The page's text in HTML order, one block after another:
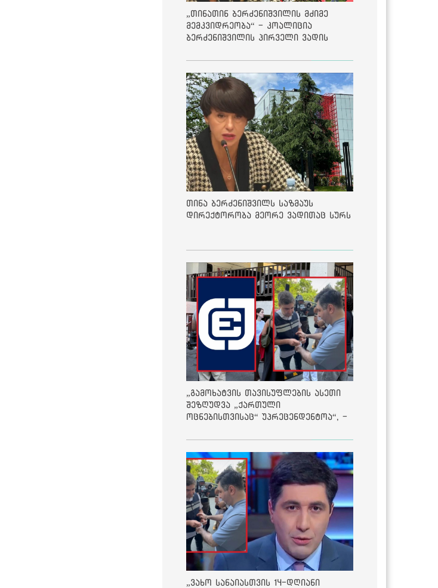
„თინათინ ბერძენიშვილის მძიმე
მემკვიდრეობა“ - კოალიცია
ბერძენიშვილის პირველი ვადის
თინა ბერძენიშვილს საზმაუს
დირექტორობა მეორე ვადითაც სურს
„გამოხატვის თავისუფლების ასეთი
შეზღუდვა „ქართული
ოცნებისთვისაც“ უპრეცენდენტოა“, -
„ვახო სანაიასთვის 14-დღიანი